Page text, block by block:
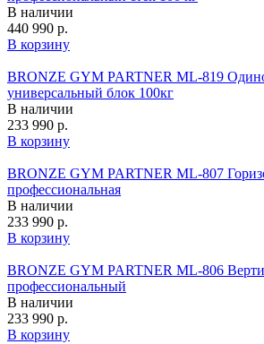
В наличии
440 990 р.
В корзину
BRONZE GYM PARTNER ML-819
универсальный блок 100кг
В наличии
233 990 р.
В корзину
BRONZE GYM PARTNER ML-807
профессиональная
В наличии
233 990 р.
В корзину
BRONZE GYM PARTNER ML-806
профессиональный
В наличии
233 990 р.
В корзину